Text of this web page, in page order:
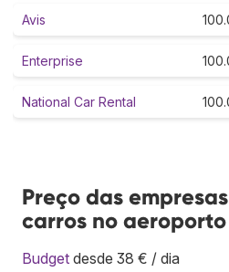
Avis
Enterprise
National Car Rental
Preço das
carros no
Budget desde 38 € / dia